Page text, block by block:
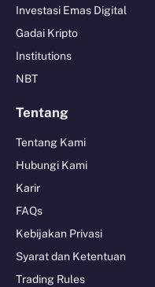
Investasi Emas Digital
Gadai Kripto
Institutions
NBT
Tentang
Tentang Kami
Hubungi Kami
Karir
FAQs
Kebijakan Privasi
Syarat dan Ketentuan
Trading Rules